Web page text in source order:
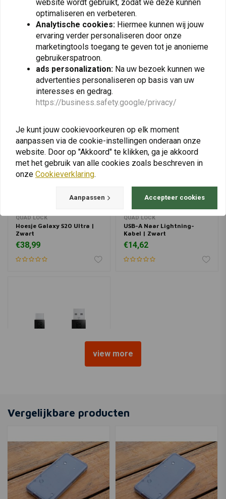
€14,62 €9,74
View more
QUAD LOCK
Hoesje Galaxy S20 Ultra |
Zwart
€38,99
QUAD LOCK
USB-A Naar Lightning-
Kabel | Zwart
€14,62
€14,62
view more
Vergelijkbare producten
website wordt gebruikt, zodat we deze kunnen
optimaliseren en verbeteren.
Analytische cookies: Hiermee kunnen wij jouw
ervaring verder personaliseren door onze
marketingtools toegang te geven tot je anonieme
gebruikerspatroon.
ads personalization: Na uw bezoek kunnen we
advertenties personaliseren op basis van uw
interesses en gedrag.
https://business.safety.google/privacy/
Je kunt jouw cookievoorkeuren op elk moment
aanpassen via de cookie-instellingen onderaan onze
website. Door op "Akkoord" te klikken, ga je akkoord
met het gebruik van alle cookies zoals beschreven in
onze Cookieverklaring.
Aanpassen Accepteer cookies